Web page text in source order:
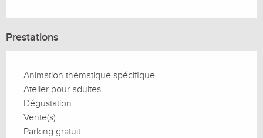
Prestations
Animation thématique spécifique
Atelier pour adultes
Dégustation
Vente(s)
Parking gratuit